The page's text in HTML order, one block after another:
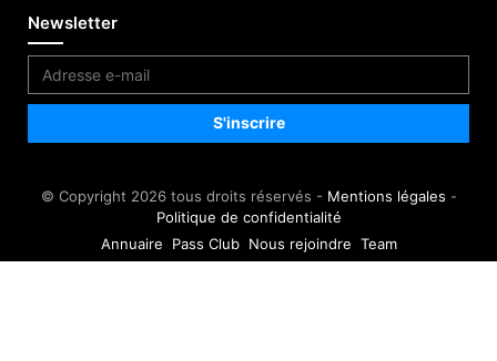
Newsletter
© Copyright 2026 tous droits réservés - Mentions légales -
Politique de confidentialité
Annuaire
Pass Club Nous rejoindre Team